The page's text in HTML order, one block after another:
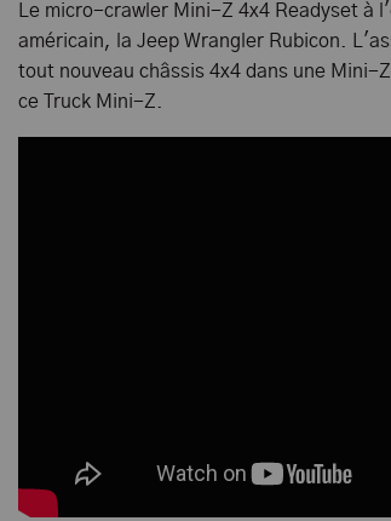
Le micro-crawler Mini-Z 4x4 Readyset à
américain, la Jeep Wrangler Rubicon.
tout nouveau châssis 4x4 dans une Mini-
ce Truck Mini-Z.